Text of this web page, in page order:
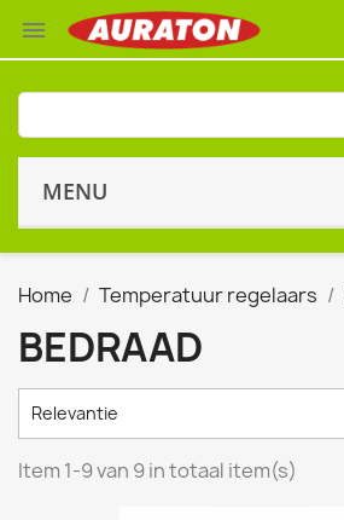

MENU
Home Temperatuur regelaars
BEDRAAD
Relevantie
Item 1-9 van 9 in totaal item(s)